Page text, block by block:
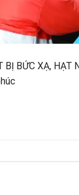
BỨC XẠ,
Hạnh phúc